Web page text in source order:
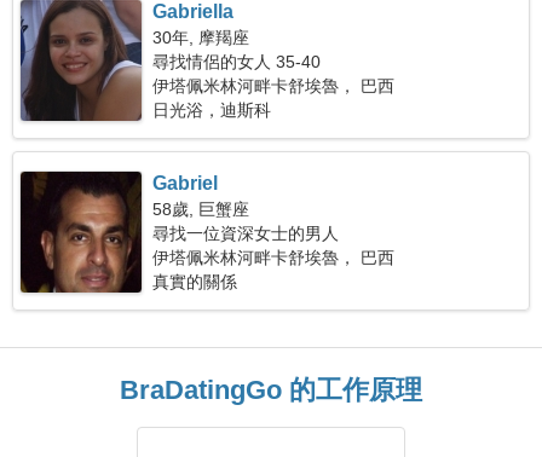
Gabriella
30年, 摩羯座
尋找情侶的女人 35-40
伊塔佩米林河畔卡舒埃魯， 巴西
日光浴，迪斯科
Gabriel
58歲, 巨蟹座
尋找一位資深女士的男人
伊塔佩米林河畔卡舒埃魯， 巴西
真實的關係
BraDatingGo 的工作原理